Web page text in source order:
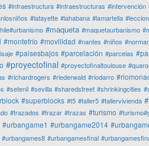
#infraestructura #infraestructuras #intervención
#lafayette #lahabana #lamartella
#maqueta #maquetaurbanismo
#montefrío #movilidad #nantes #niños
#paisesbajos #parcelación #parcelas
#proyectofinal #proyectofinaltoulouse
#richardrogers #riederwald #riodarro
#setenil #sevilla #sharedstreet #shrinkingcities
#superblocks #t5 #taller5 #tallervivienda
#trazados #trazar #trazas #turismo
#urbangame1 #urbangame2014
#urbangames8 #urbangamesfinal